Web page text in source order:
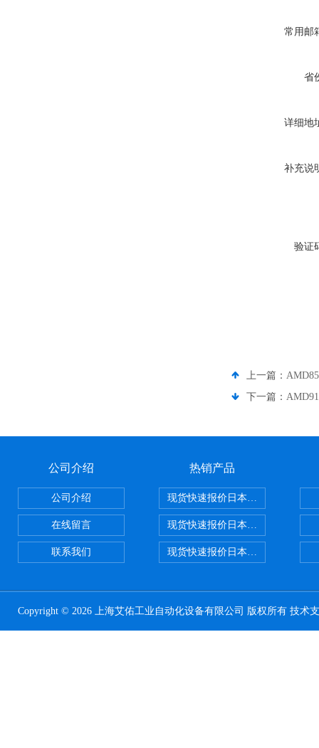
常用邮
省
详细地
补充说
验证
上一篇：
下一篇：
公司介绍
公司介绍
在线留言
联系我们
热销产品
现货快速报价日本SMC气动元件
现货快速报价日本SMC 气动元件
现货快速报价日本SMC气动元件
Copyright © 2026 上海艾佑工业自动化设备有限公司 版权所有 技术